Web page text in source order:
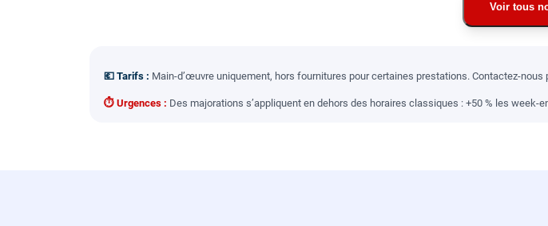
Voir tous
💶 Tarifs : Main-d’œuvre uniquement, hors fournitures pour certaines prestations. Contactez-
⏱ Urgences : Des majorations s’appliquent en dehors des horaires classiques : +50 % les week-